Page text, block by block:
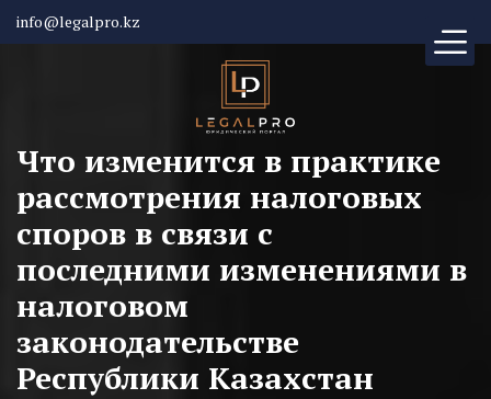
info@legalpro.kz
Что изменится в практике
рассмотрения налоговых
споров в связи с
последними изменениями в
налоговом
законодательстве
Республики Казахстан